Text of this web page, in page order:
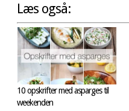
Læs også:
10 opskrifter med asparges til
weekenden